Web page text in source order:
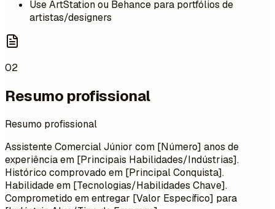
Use ArtStation ou Behance para portfólios de
artistas/designers
02
Resumo profissional
Resumo profissional
Assistente Comercial Júnior com [Número] anos de
experiência em [Principais Habilidades/Indústrias].
Histórico comprovado em [Principal Conquista].
Habilidade em [Tecnologias/Habilidades Chave].
Comprometido em entregar [Valor Específico] para